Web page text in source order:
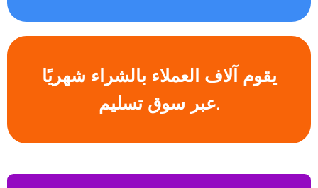
يقوم آلاف العملاء بالشراء شهريًا
عبر سوق تسليم.